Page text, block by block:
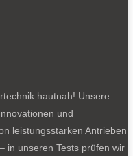
hautnah! Unsere
und
leistungsstarken Antrieben
in unseren Tests prüfen wir